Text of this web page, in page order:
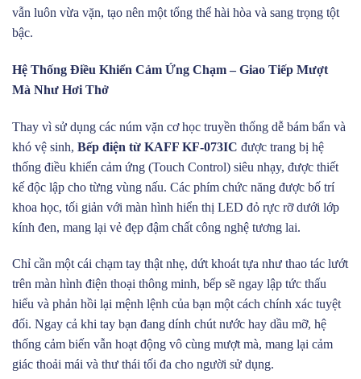
vẫn luôn vừa vặn, tạo nên một tổng thể hài hòa và sang trọng tột
bậc.
Hệ Thống Điều Khiển Cảm Ứng Chạm – Giao Tiếp Mượt
Mà Như Hơi Thở
Thay vì sử dụng các núm vặn cơ học truyền thống dễ bám bẩn và
khó vệ sinh, Bếp điện từ KAFF KF-073IC được trang bị hệ
thống điều khiển cảm ứng (Touch Control) siêu nhạy, được thiết
kế độc lập cho từng vùng nấu. Các phím chức năng được bố trí
khoa học, tối giản với màn hình hiển thị LED đỏ rực rỡ dưới lớp
kính đen, mang lại vẻ đẹp đậm chất công nghệ tương lai.
Chỉ cần một cái chạm tay thật nhẹ, dứt khoát tựa như thao tác lướt
trên màn hình điện thoại thông minh, bếp sẽ ngay lập tức thấu
hiểu và phản hồi lại mệnh lệnh của bạn một cách chính xác tuyệt
đối. Ngay cả khi tay bạn đang dính chút nước hay dầu mỡ, hệ
thống cảm biến vẫn hoạt động vô cùng mượt mà, mang lại cảm
giác thoải mái và thư thái tối đa cho người sử dụng.